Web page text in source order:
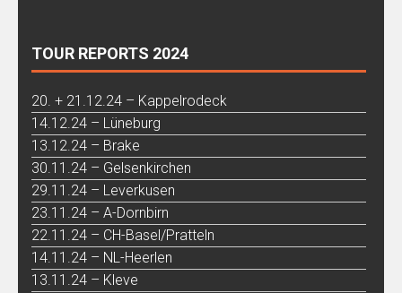
TOUR REPORTS 2024
20. + 21.12.24 – Kappelrodeck
14.12.24 – Lüneburg
13.12.24 – Brake
30.11.24 – Gelsenkirchen
29.11.24 – Leverkusen
23.11.24 – A-Dornbirn
22.11.24 – CH-Basel/Pratteln
14.11.24 – NL-Heerlen
13.11.24 – Kleve